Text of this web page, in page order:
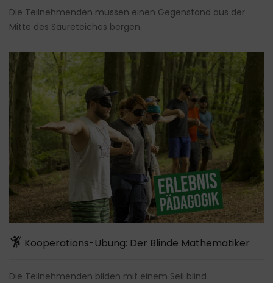
Die Teilnehmenden müssen einen Gegenstand aus der
Mitte des Säureteiches bergen.
Kooperations-Übung: Der Blinde Mathematiker
Die Teilnehmenden bilden mit einem Seil blind